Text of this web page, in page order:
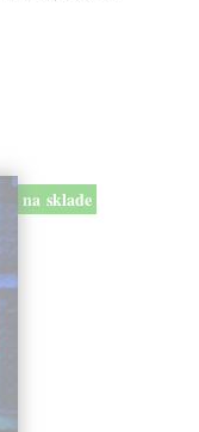
na sklade